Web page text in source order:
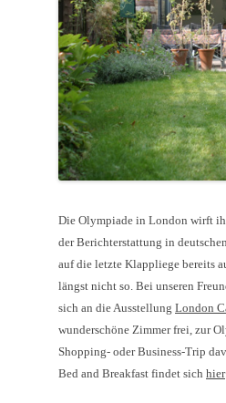
Die Olympiade in London wirft
der Berichterstattung in
auf die letzte Klappliege bereits
längst nicht so. Bei unseren
sich an die Ausstellung  London
wunderschöne Zimmer frei, zur
Shopping- oder Business-Trip
Bed and Breakfast findet sich hier